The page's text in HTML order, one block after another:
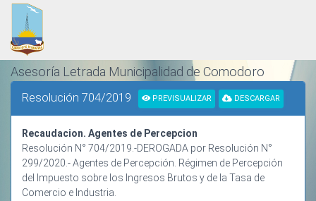
Asesoría Letrada Municipalidad de Comodoro
ORDENAMIENTO Y SISTEMATIZACIÓN NORMATIVA
Resolución 704/2019 PREVISUALIZAR DESCARGAR
Recaudacion. Agentes de Percepcion
Resolución N° 704/2019.-DEROGADA por Resolución N°
299/2020.- Agentes de Percepción. Régimen de Percepción
del Impuesto sobre los Ingresos Brutos y de la Tasa de
Comercio e Industria.